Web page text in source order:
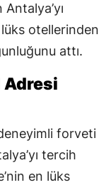
otellerinden
attı.
Adresi
forveti
tercih
en lüks